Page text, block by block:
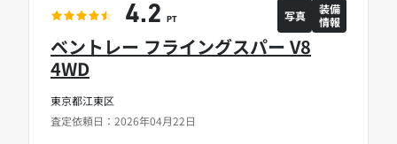
東京都江東区
査定依頼日：2026年04月22日
ベントレー フライングスパー V8
4WD
4.2 PT 写真
装備
情報